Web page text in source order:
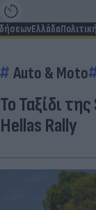
ΕλλάδαΠολιτική
Auto & Moto
Το Ταξίδι
Hellas Rally